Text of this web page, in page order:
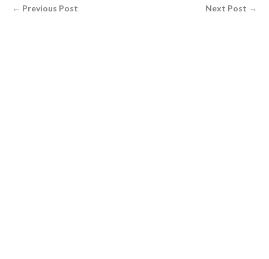
← Previous Post Next Post →